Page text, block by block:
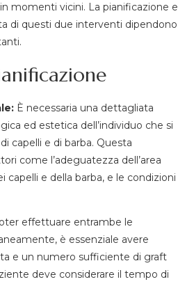
momenti vicini. La pianificazione e
di questi due interventi dipendono
È necessaria una dettagliata
ed estetica dell’individuo che si
capelli e di barba. Questa
come l’adeguatezza dell’area
capelli e della barba, e le condizioni
effettuare entrambe le
è essenziale avere
e un numero sufficiente di graft
deve considerare il tempo di